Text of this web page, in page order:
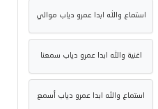
استماع والله ابدا عمرو دياب موالي
اغنية والله ابدا عمرو دياب سمعنا
استماع والله ابدا عمرو دياب أسمع